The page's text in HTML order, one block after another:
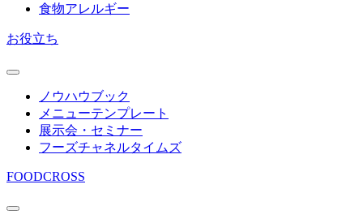
食物アレルギー
お役立ち
ノウハウブック
メニューテンプレート
展示会・セミナー
フーズチャネルタイムズ
FOODCROSS